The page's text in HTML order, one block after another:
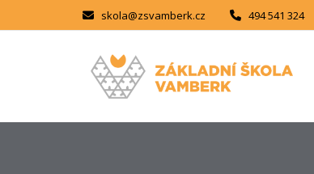
skola@zsvamberk.cz 494 541 324